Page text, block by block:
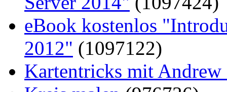
eBook kostenlos
2012" (1097122)
Kartentricks mit